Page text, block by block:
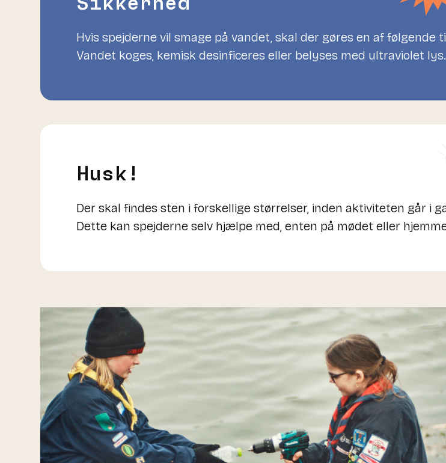
Hvis spejderne vil smage på vandet, skal der gøres en af følgende
Vandet koges, kemisk desinficeres eller belyses med ultraviolet lys.
Husk!
Der skal findes sten i forskellige størrelser, inden aktiviteten går i
Dette kan spejderne selv hjælpe med, enten på mødet eller